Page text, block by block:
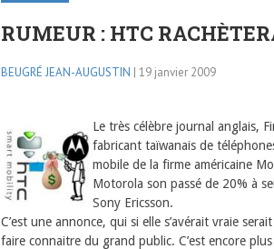
RUMEUR : HTC
BEUGRÉ JEAN-AUGUSTIN | 19 janvier 2009
Le très célèbre journal anglais,
fabricant taïwanais de
mobile de la firme américaine
Motorola son passé de 20% à
Sony Ericsson.
C’est une annonce, qui si elle s’avérait vraie
faire connaitre du grand public. C’est encore